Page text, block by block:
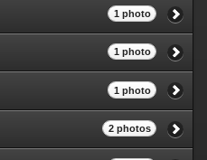
1 photo
1 photo
1 photo
2 photos